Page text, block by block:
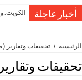
أخبار عاجلة
الرئيسية / تحقيقات وتقارير
تحقيقات وتقارير